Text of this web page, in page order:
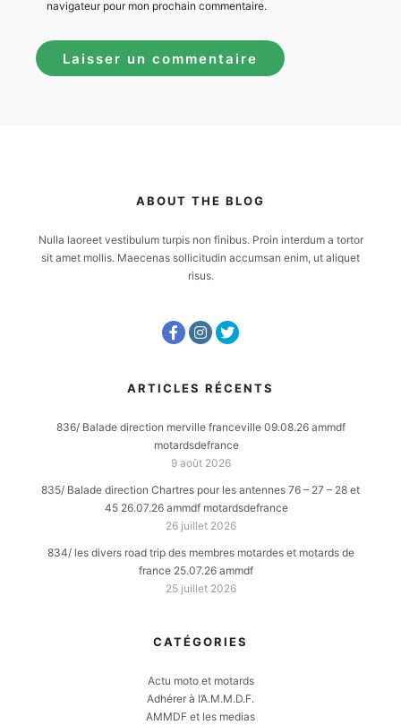
navigateur pour mon prochain commentaire.
ABOUT THE BLOG
Nulla laoreet vestibulum turpis non finibus. Proin interdum a tortor
sit amet mollis. Maecenas sollicitudin accumsan enim, ut aliquet
risus.
ARTICLES RÉCENTS
836/ Balade direction merville franceville 09.08.26 ammdf
motardsdefrance
9 août 2026
835/ Balade direction Chartres pour les antennes 76 – 27 – 28 et
45 26.07.26 ammdf motardsdefrance
26 juillet 2026
834/ les divers road trip des membres motardes et motards de
france 25.07.26 ammdf
25 juillet 2026
CATÉGORIES
Actu moto et motards
Adhérer à l’A.M.M.D.F.
AMMDF et les medias